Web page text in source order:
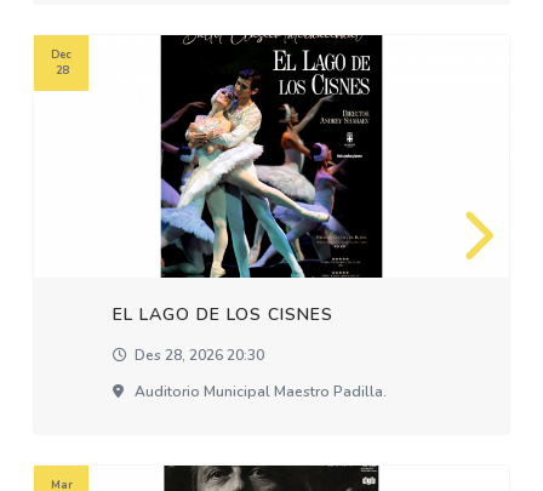
EL LAGO DE LOS CISNES
Des 28, 2026 20:30
Auditorio Municipal Maestro Padilla.
Dec
28
Mar